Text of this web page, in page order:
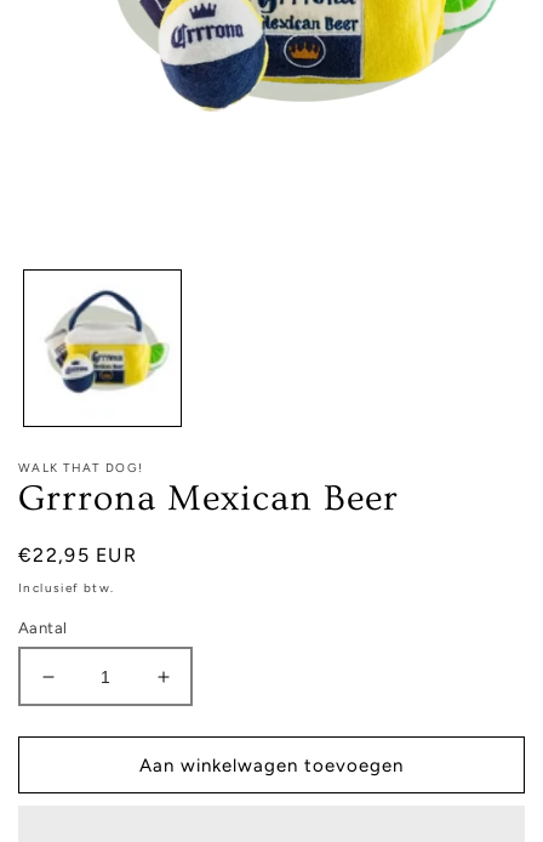
modaal
WALK THAT DOG!
Grrrona Mexican Beer
Normale
prijs
€22,95 EUR
Inclusief btw.
Aantal
Aantal
verlagen
voor
Mexican
Aantal
verhogen
voor
Grrrona
Mexican
Aan winkelwagen toevoegen